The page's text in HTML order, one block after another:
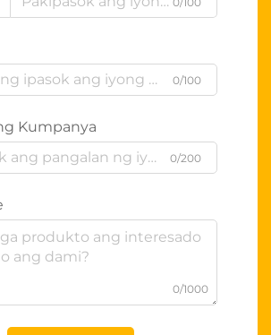
0/100
Kumpanya
0/200
0/1000